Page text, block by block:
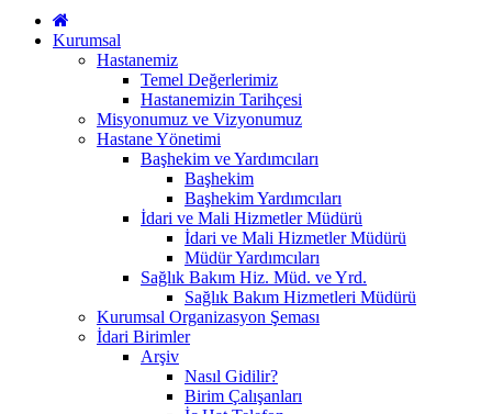
Kurumsal
Hastanemiz
Temel Değerlerimiz
Hastanemizin Tarihçesi
Misyonumuz ve Vizyonumuz
Hastane Yönetimi
Başhekim ve Yardımcıları
Başhekim
Başhekim Yardımcıları
İdari ve Mali Hizmetler Müdürü
İdari ve Mali Hizmetler Müdürü
Müdür Yardımcıları
Sağlık Bakım Hiz. Müd. ve Yrd.
Sağlık Bakım Hizmetleri Müdürü
Kurumsal Organizasyon Şeması
İdari Birimler
Arşiv
Nasıl Gidilir?
Birim Çalışanları